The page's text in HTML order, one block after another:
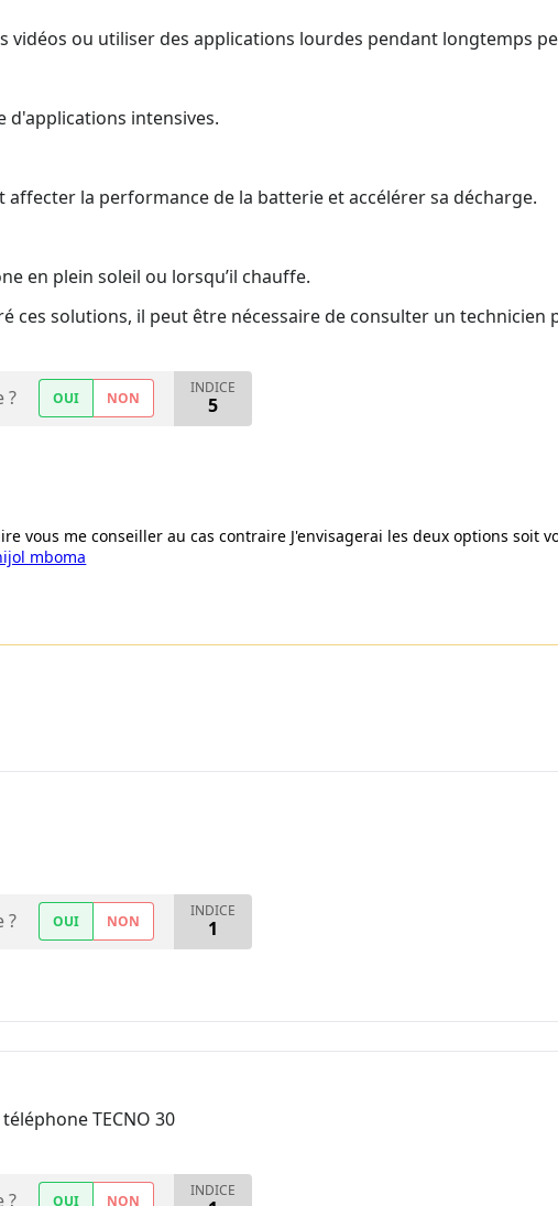
vidéos ou utiliser des applications lourdes pendant longtemps
intensives.
affecter la performance de la batterie et accélérer sa décharge.
en plein soleil ou lorsqu’il chauffe.
ces solutions, il peut être nécessaire de consulter un
? OUI NON
INDICE
5
vous me conseiller au cas contraire J'envisagerai les deux options
mboma
? OUI NON
INDICE
1
TECNO 30
? OUI NON
INDICE